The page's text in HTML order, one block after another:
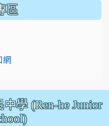
區
cit/
網
學 (Ren-he Junior